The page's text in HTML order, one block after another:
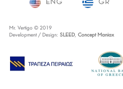
ENG GR
Mr. Vertigo © 2019
Development / Design: SLEED, Concept Maniax